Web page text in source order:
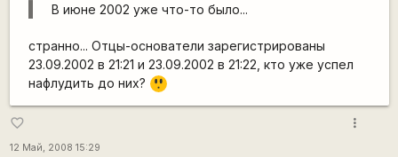
В июне 2002 уже что-то было...
странно... Отцы-основатели зарегистрированы
23.09.2002 в 21:21 и 23.09.2002 в 21:22, кто уже успел
нафлудить до них?
:o
favorite_border
12 Май, 2008 15:29
more_vert